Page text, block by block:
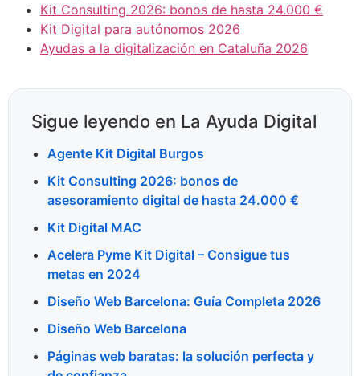
Kit Consulting 2026: bonos de hasta 24.000 €
Kit Digital para autónomos 2026
Ayudas a la digitalización en Cataluña 2026
Sigue leyendo en La Ayuda Digital
Agente Kit Digital Burgos
Kit Consulting 2026: bonos de
asesoramiento digital de hasta 24.000 €
Kit Digital MAC
Acelera Pyme Kit Digital – Consigue tus
metas en 2024
Diseño Web Barcelona: Guía Completa 2026
Diseño Web Barcelona
Páginas web baratas: la solución perfecta y